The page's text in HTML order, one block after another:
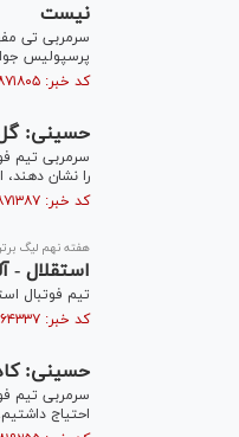
نیست
سرمربی تی
پرسپولیس
کد خبر: ۴۸۷۱۸۰۵ تاریخ انتشار : ۱۴۰۴/۰۹/۲۲
حسینی: گل
سرمربی تیم
را نشان
کد خبر: ۴۸۷۱۳۸۷ تاریخ انتشار : ۱۴۰۴/۰۹/۱۹
هفته نهم لیگ
استقلال -
تیم فوتبال
کد خبر: ۴۸۶۴۳۳۷ تاریخ انتشار : ۱۴۰۴/۰۸/۰۹
حسینی:
سرمربی تیم
احتیاج داشتیم.